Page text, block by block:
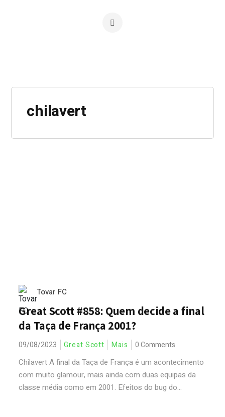
chilavert
Tovar FC
Great Scott #858: Quem decide a final
da Taça de França 2001?
09/08/2023 Great Scott Mais 0 Comments
Chilavert A final da Taça de França é um acontecimento
com muito glamour, mais ainda com duas equipas da
classe média como em 2001. Efeitos do bug do...